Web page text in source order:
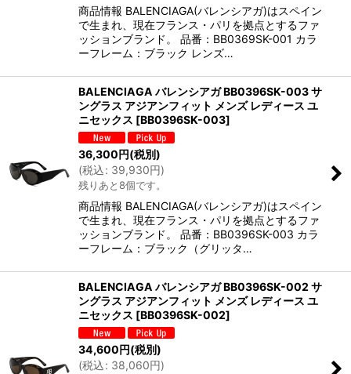
商品情報 BALENCIAGA(バレンシアガ)はスペイン
で生まれ、現在フランス・パリを拠点とするファ
ッションブランド。 品番：BB0369SK-001 カラ
ーフレーム：ブラック レンズ…
BALENCIAGA バレンシアガ BB0396SK-003 サ
ングラス アジアンフィット メンズ レディース ユ
ニセックス [BB0396SK-003]
36,300円(税別)
(税込: 39,930円)
残りあと8個です。
商品情報 BALENCIAGA(バレンシアガ)はスペイン
で生まれ、現在フランス・パリを拠点とするファ
ッションブランド。 品番：BB0396SK-003 カラ
ーフレーム：ブラック（グリッタ…
BALENCIAGA バレンシアガ BB0396SK-002 サ
ングラス アジアンフィット メンズ レディース ユ
ニセックス [BB0396SK-002]
34,600円(税別)
(税込: 38,060円)